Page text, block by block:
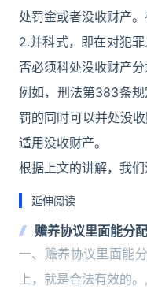
处罚金或者没收财产
2.并科式，即在对犯
否必须科处没收财产
例如，刑法第383条
罚的同时可以并处没
适用没收财产。
根据上文的讲解，我
延伸阅读
赡养协议里面能分
一、赡养协议里面能
上，就是合法有效的